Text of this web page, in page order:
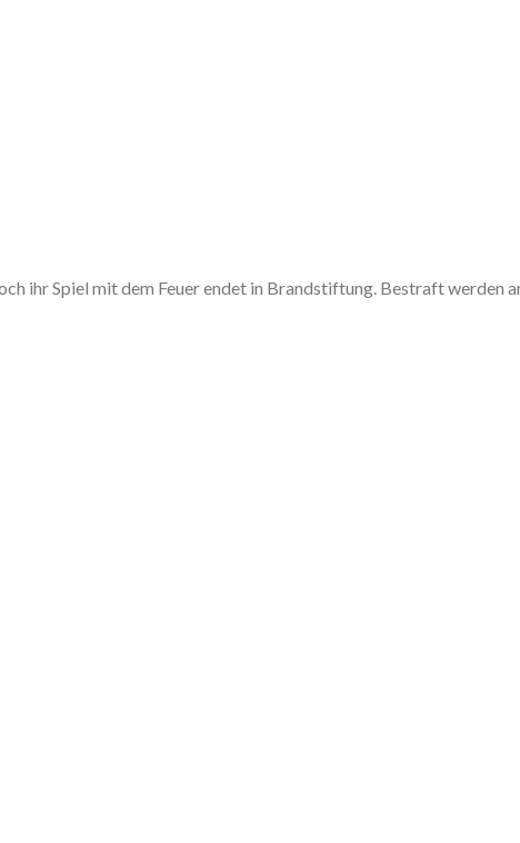
ihr Spiel mit dem Feuer endet in Brandstiftung. Bestraft werden